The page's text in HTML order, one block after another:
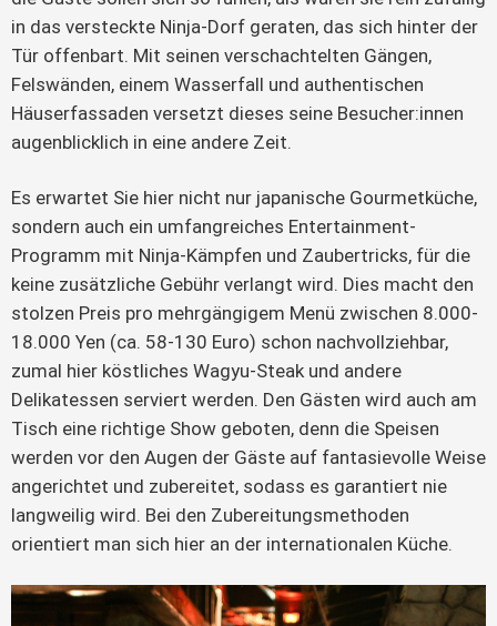
in das versteckte Ninja-Dorf geraten, das sich hinter der
Tür offenbart. Mit seinen verschachtelten Gängen,
Felswänden, einem Wasserfall und authentischen
Häuserfassaden versetzt dieses seine Besucher:innen
augenblicklich in eine andere Zeit.
Es erwartet Sie hier nicht nur japanische Gourmetküche,
sondern auch ein umfangreiches Entertainment-
Programm mit Ninja-Kämpfen und Zaubertricks, für die
keine zusätzliche Gebühr verlangt wird. Dies macht den
stolzen Preis pro mehrgängigem Menü zwischen 8.000-
18.000 Yen (ca. 58-130 Euro) schon nachvollziehbar,
zumal hier köstliches Wagyu-Steak und andere
Delikatessen serviert werden. Den Gästen wird auch am
Tisch eine richtige Show geboten, denn die Speisen
werden vor den Augen der Gäste auf fantasievolle Weise
angerichtet und zubereitet, sodass es garantiert nie
langweilig wird. Bei den Zubereitungsmethoden
orientiert man sich hier an der internationalen Küche.